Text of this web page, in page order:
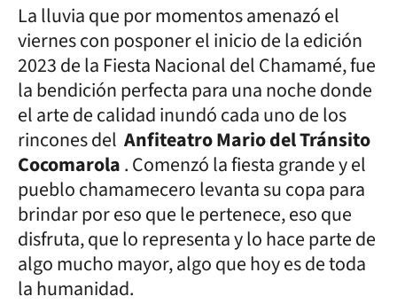
La lluvia que por momentos amenazó el
viernes con posponer el inicio de la edición
2023 de la Fiesta Nacional del Chamamé, fue
la bendición perfecta para una noche donde
el arte de calidad inundó cada uno de los
rincones del Anfiteatro Mario del Tránsito
Cocomarola. Comenzó la fiesta grande y el
pueblo chamamecero levanta su copa para
brindar por eso que le pertenece, eso que
disfruta, que lo representa y lo hace parte de
algo mucho mayor, algo que hoy es de toda
la humanidad.